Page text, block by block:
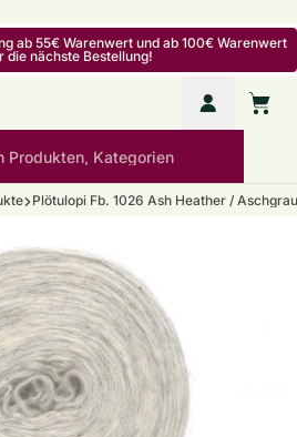
ab 55€ Warenwert und ab 100€ Warenwert
die nächste Bestellung!
Mein
Plötulopi Fb. 1026 Ash Heather /